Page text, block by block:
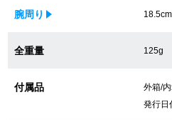
修理・メンテナ
腕周り 18.5cm
全重量 125g
付属品
外箱/
発行日